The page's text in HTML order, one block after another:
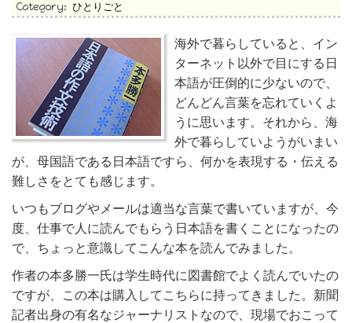
Category: ひとりごと
海外で暮らしていると、イン
ターネット以外で目にする日
本語が圧倒的に少ないので、
どんどん言葉を忘れていくよ
うに思います。それから、海
外で暮らしていようがいまい
が、母国語である日本語ですら、何かを表現する・伝える
難しさをとても感じます。
いつもブログやメールは適当な言葉で書いていますが、今
度、仕事で人に読んでもらう日本語を書くことになったの
で、ちょっと意識してこんな本を読んでみました。
作者の本多勝一氏は学生時代に図書館でよく読んでいたの
ですが、この本は購入してこちらに持ってきました。新聞
記者出身の有名なジャーナリストなので、現場でおこって